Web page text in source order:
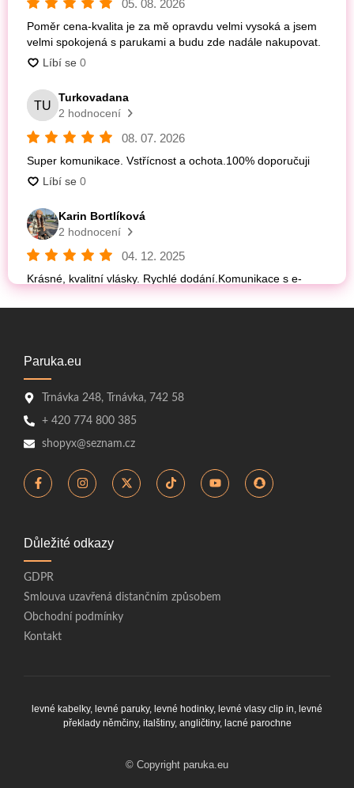
Paruka.eu
Trnávka 248, Trnávka, 742 58
+ 420 774 800 385
shopyx@seznam.cz
Důležité odkazy
GDPR
Smlouva uzavřená distančním způsobem
Obchodní podmínky
Kontakt
levné kabelky, levné paruky, levné hodinky, levné vlasy clip in, levné
překlady němčiny, italštiny, angličtiny, lacné parochne
© Copyright paruka.eu